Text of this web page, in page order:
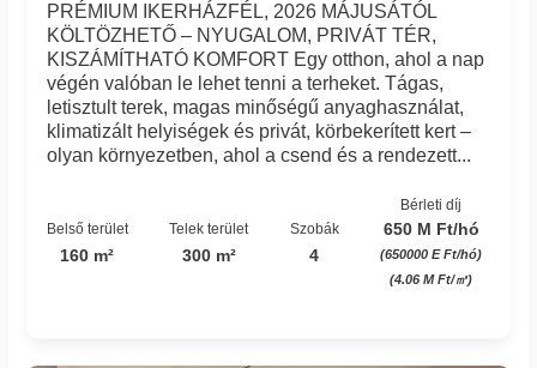
PRÉMIUM IKERHÁZFÉL, 2026 MÁJUSÁTÓL
KÖLTÖZHETŐ – NYUGALOM, PRIVÁT TÉR,
KISZÁMÍTHATÓ KOMFORT Egy otthon, ahol a nap
végén valóban le lehet tenni a terheket. Tágas,
letisztult terek, magas minőségű anyaghasználat,
klimatizált helyiségek és privát, körbekerített kert –
olyan környezetben, ahol a csend és a rendezett...
Belső terület
160 m²
Telek terület
300 m²
Szobák
4
Bérleti díj
650 M Ft/hó
(650000 E Ft/hó)
(4.06 M Ft/㎡)